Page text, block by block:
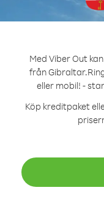
Med Viber Out
från Gibraltar.
eller mobil! -
Köp kreditpaket